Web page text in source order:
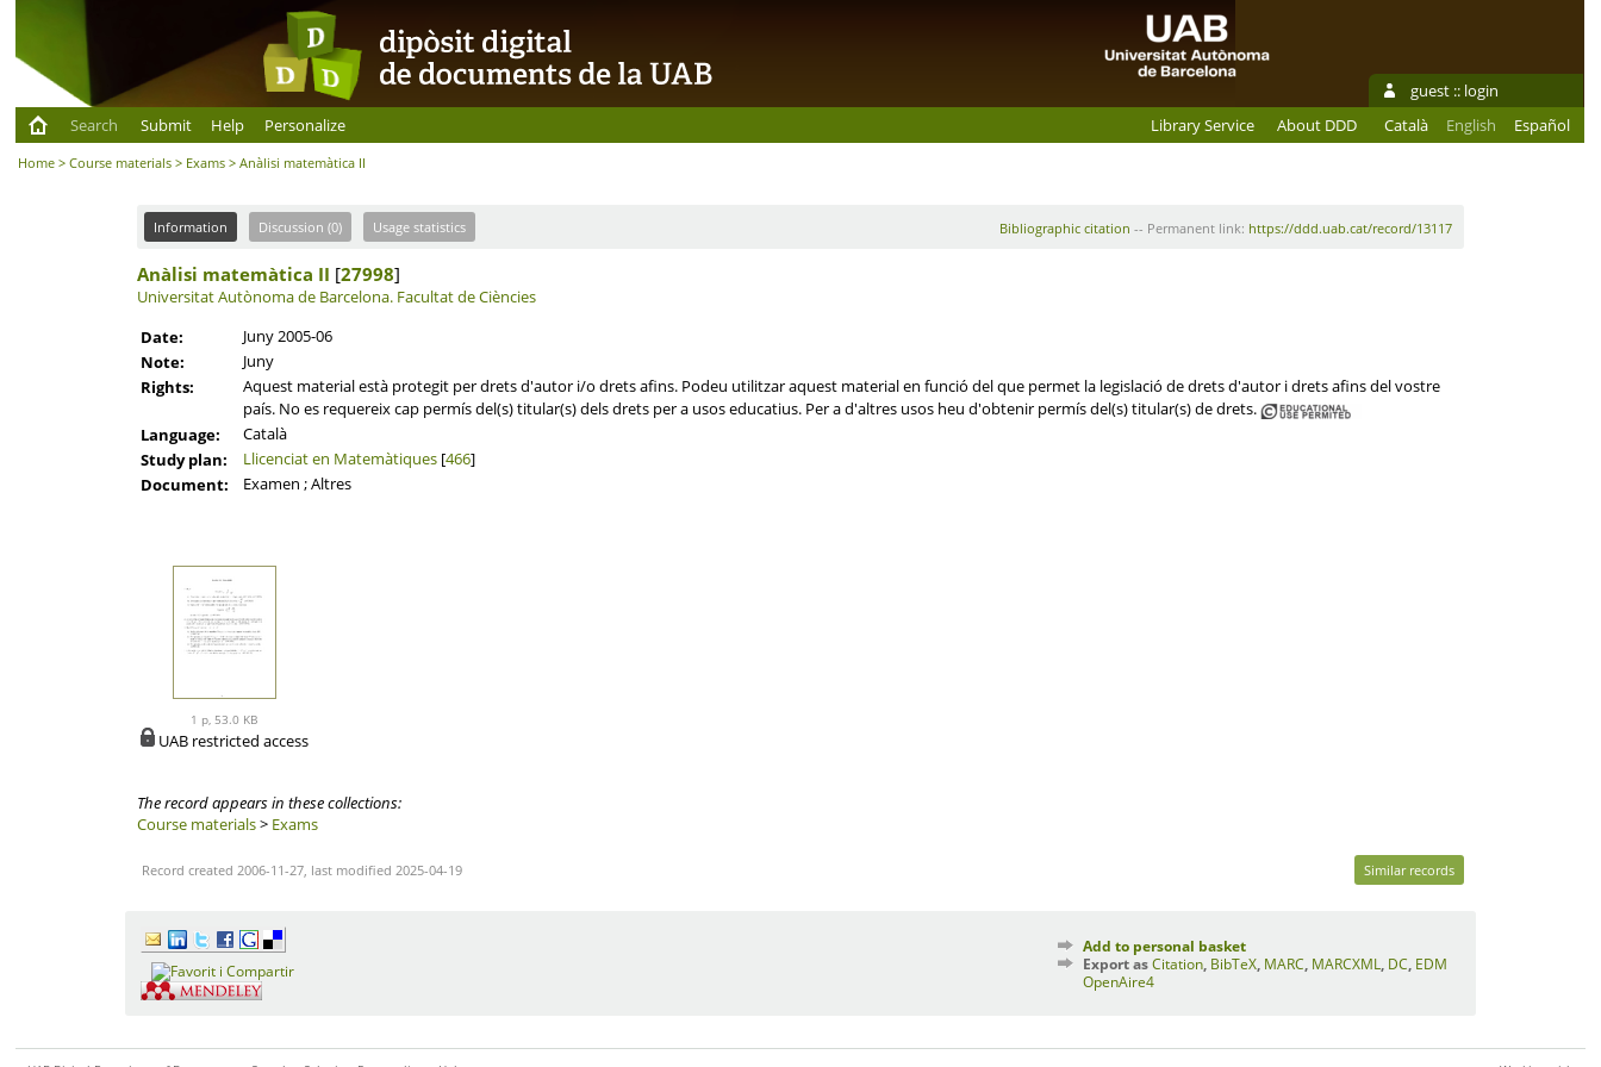
guest :: login
Search
Submit Help Personalize Library Service About DDD Català English Español
Home >Course materials > Exams > Anàlisi matemàtica II
Information Discussion (0) Usage statistics Bibliographic citation -- Permanent link: https://ddd.uab.cat/record/13117
Anàlisi matemàtica II [27998]
Universitat Autònoma de Barcelona. Facultat de Ciències
Date:
Juny 2005-06
Note:
Juny
Rights:
Aquest material està protegit per drets d'autor i/o drets afins. Podeu utilitzar aquest material en funció del que permet la legislació de drets d'autor i drets afins del vostre
país. No es requereix cap permís del(s) titular(s) dels drets per a usos educatius. Per a d'altres usos heu d'obtenir permís del(s) titular(s) de drets.
Language:
Català
Study plan:
Llicenciat en Matemàtiques[466]
Document:
Examen ; Altres
1 p, 53.0 KB
UAB restricted access
The record appears in these collections:
Course materials> Exams
Record created 2006-11-27, last modified 2025-04-19 Similar records
Add to personal basket
Export asCitation BibTeX MARC MARCXML DC EDM
OpenAire4